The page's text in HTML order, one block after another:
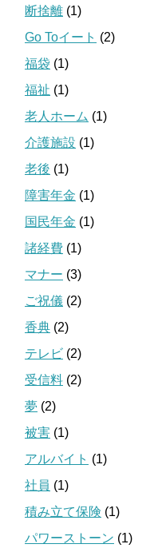
断捨離 (1)
Go Toイート (2)
福袋 (1)
福祉 (1)
老人ホーム (1)
介護施設 (1)
老後 (1)
障害年金 (1)
国民年金 (1)
諸経費 (1)
マナー (3)
ご祝儀 (2)
香典 (2)
テレビ (2)
受信料 (2)
夢 (2)
被害 (1)
アルバイト (1)
社員 (1)
積み立て保険 (1)
パワーストーン (1)